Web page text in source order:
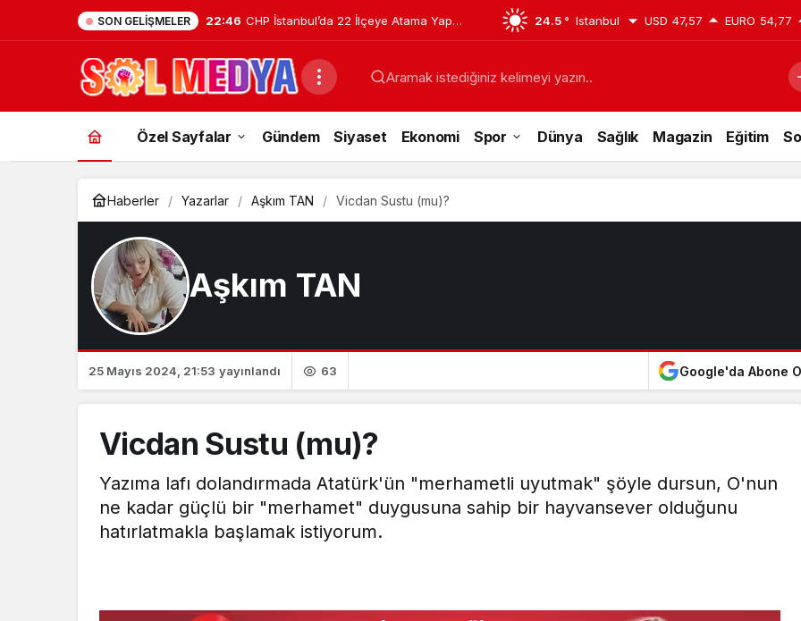
SON GELIŞMELER 22:46 CHP İstanbul’da 22 İlçeye Atama Yaptı:
Tuzla İlçe Başkanlığı’na Hasan
Uzunyayla Getirildi
24.5 ° Istanbul USD 47,57 EURO 54,77
Aramak istediğiniz kelimeyi yazın..
Özel Sayfalar Gündem Siyaset Ekonomi Spor Dünya Sağlık Magazin Eğitim
Haberler Yazarlar Aşkım TAN Vicdan Sustu (mu)?
Aşkım TAN
25 Mayıs 2024, 21:53 yayınlandı 63 Google'da Abone
Vicdan Sustu (mu)?
Yazıma lafı dolandırmada Atatürk'ün "merhametli uyutmak" şöyle dursun, O'nun
ne kadar güçlü bir "merhamet" duygusuna sahip bir hayvansever olduğunu
hatırlatmakla başlamak istiyorum.